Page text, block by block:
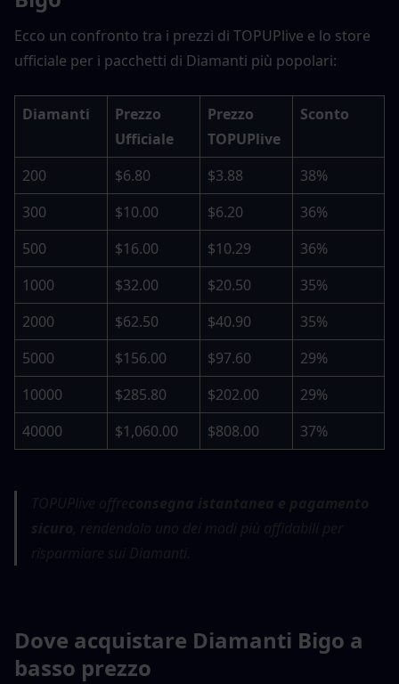
Ecco un confronto tra i prezzi di TOPUPlive e lo store
ufficiale per i pacchetti di Diamanti più popolari:
Diamanti
Prezzo
Ufficiale
Prezzo
TOPUPlive
Sconto
200 $6.80 $3.88
38%
300
$10.00 $6.20
36%
500
$16.00 $10.29
36%
1000
$32.00 $20.50
35%
2000
$62.50 $40.90
35%
5000
$156.00 $97.60
29%
10000
$285.80 $202.00
29%
40000
$1,060.00 $808.00 37%
Dove acquistare Diamanti Bigo a
basso prezzo